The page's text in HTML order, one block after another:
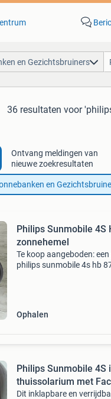
en Gezichtsbruiners
36 resultaten voor
Ontvang meldingen van
nieuwe zoekresultaten
en
Philips Sunmobile 4S
zonnehemel
Te koop aangeboden:
philips sunmobile 4s hb
Ophalen
Philips Sunmobile 4S
thuissolarium met
Dit inklapbare en